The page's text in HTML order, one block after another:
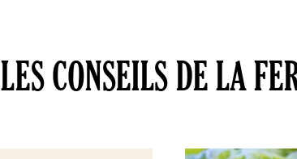
LES CONSEILS DE LA